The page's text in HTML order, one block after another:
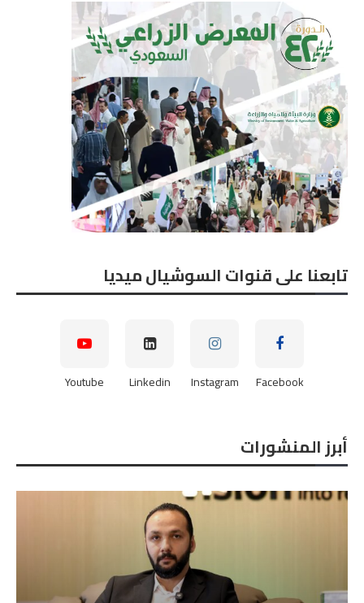
تابعنا على قنوات السوشيال ميديا
Facebook
Instagram
Linkedin
Youtube
أبرز المنشورات